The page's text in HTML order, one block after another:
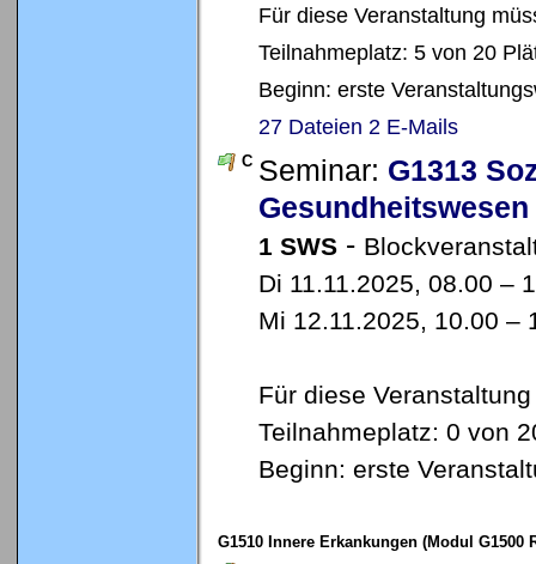
Für diese Veranstaltung
Teilnahmeplatz: 5 von 20
Beginn: erste
27 Dateien 2 E-Mails
C Seminar: G1313
Gesundheitswesen
1 SWS -
Di 11.11.2025, 08.00 –
Mi 12.11.2025, 10.00 –
Für diese
Teilnahmeplatz: 0 von
Beginn: erste
G1510 Innere Erkankungen (Modul G1500